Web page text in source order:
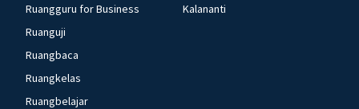
Ruangguru for Business
Ruanguji
Ruangbaca
Ruangkelas
Ruangbelajar
Kalananti